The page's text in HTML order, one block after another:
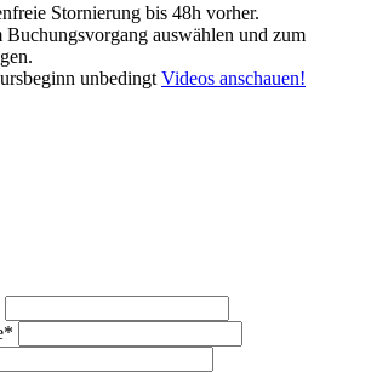
Stornierung bis 48h vorher.
Buchungsvorgang auswählen und zum
unbedingt Videos anschauen!
*